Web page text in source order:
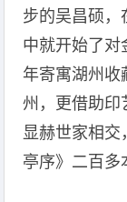
步的吴昌硕，
中就开始了对
年寄寓湖州收
州，更借助印
显赫世家相交
亭序》二百多